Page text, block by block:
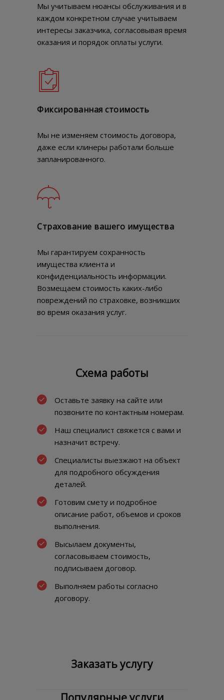
Мы учитываем нюансы обслуживания и в
каждом конкретном случае учитываем
интересы заказчика, согласовывая время
оказания и порядок оплаты услуги.
Фиксированная стоимость
Мы не изменяем стоимость договора,
даже если клинеры работали больше
запланированного.
Страхование вашего имущества
Мы гарантируем сохранность
имущества клиента и
конфиденциальность информации.
Возмещаем стоимость каких-либо
повреждений по страховке, возникших
во время оказания услуг.
Схема работы
Оставьте заявку на сайте или
позвоните по контактным номерам.
Наш специалист свяжется с вами и
назначит встречу.
Специалисты выезжают на объект
для подробного обсуждения
деталей.
Готовим смету и подробное
описание работ, объемов и сроков
выполнения.
Высылаем документы,
согласовываем стоимость,
подписываем договор.
Выполняем работы согласно
договору.
Заказать услугу